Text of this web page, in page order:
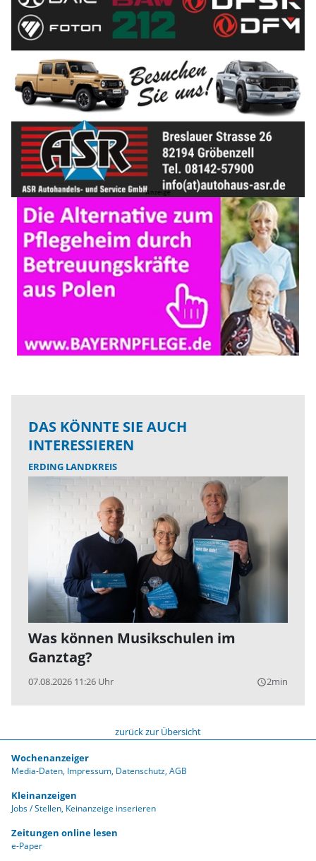
DAS KÖNNTE SIE AUCH
INTERESSIEREN
ERDING LANDKREIS
Was können Musikschulen im
Ganztag?
07.08.2026 11:26 Uhr query_builder2min
zurück zur Übersicht
Wochenanzeiger
Media-Daten Impressum Datenschutz AGB
Kleinanzeigen
Jobs / Stellen Keinanzeige inserieren
Zeitungen online lesen
e-Paper